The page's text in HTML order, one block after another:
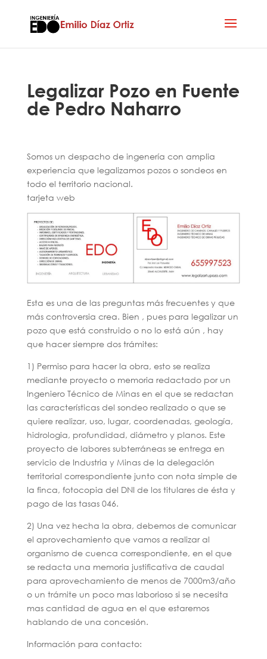
Legalizar Pozo en Fuente
de Pedro Naharro
Somos un despacho de ingenería con amplia
experiencia que legalizamos pozos o sondeos en
todo el territorio nacional.
tarjeta web
Esta es una de las preguntas más frecuentes y que
más controversia crea. Bien , pues para legalizar un
pozo que está construido o no lo está aún , hay
que hacer siempre dos trámites:
1) Permiso para hacer la obra, esto se realiza
mediante proyecto o memoria redactado por un
Ingeniero Técnico de Minas en el que se redactan
las características del sondeo realizado o que se
quiere realizar, uso, lugar, coordenadas, geología,
hidrologia, profundidad, diámetro y planos. Este
proyecto de labores subterráneas se entrega en
servicio de Industria y Minas de la delegación
territorial correspondiente junto con nota simple de
la finca, fotocopia del DNI de los titulares de ésta y
pago de las tasas 046.
2) Una vez hecha la obra, debemos de comunicar
el aprovechamiento que vamos a realizar al
organismo de cuenca correspondiente, en el que
se redacta una memoria justificativa de caudal
para aprovechamiento de menos de 7000m3/año
o un trámite un poco mas laborioso si se necesita
mas cantidad de agua en el que estaremos
hablando de una concesión.
Información para contacto: